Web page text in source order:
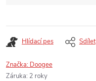
Hlídací pes Sdílet
Značka: Doogee
Záruka: 2 roky